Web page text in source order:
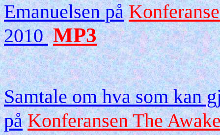
Emanuelsen på
2010 MP3
Samtale om hva som kan
på Konferansen The